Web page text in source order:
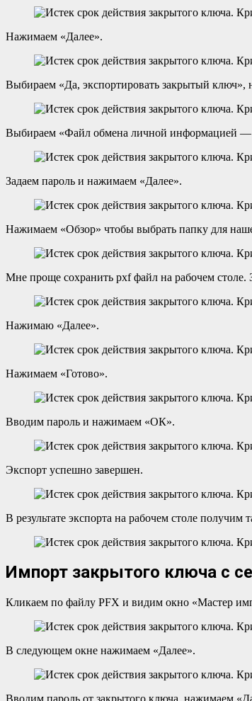
Нажимаем «Далее».
Выбираем «Да, экспортировать закрытый ключ»,
Выбираем «Файл обмена личной информацией —
Задаем пароль и нажимаем «Далее».
Нажимаем «Обзор» чтобы выбрать папку для
Мне проще сохранить pxf файл на рабочем
Нажимаю «Далее».
Нажимаем «Готово».
Вводим пароль и нажимаем «ОК».
Экспорт успешно завершен.
В результате экспорта на рабочем столе получим
Импорт закрытого ключа с
Кликаем по файлу PFX и видим окно «Мастер
В следующем окне нажимаем «Далее».